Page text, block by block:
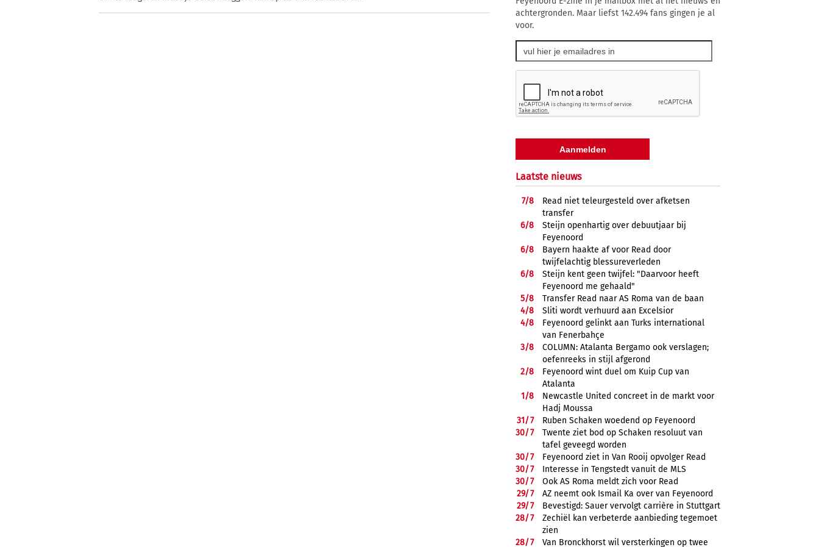
achtergronden. Maar liefst 142.494 fans gingen je al
voor.
Laatste nieuws
7/8
Read niet teleurgesteld over afketsen
transfer
6/8
Steijn openhartig over debuutjaar bij
Feyenoord
6/8
Bayern haakte af voor Read door
twijfelachtig blessureverleden
6/8
Steijn kent geen twijfel: "Daarvoor heeft
Feyenoord me gehaald"
5/8
Transfer Read naar AS Roma van de baan
4/8
Sliti wordt verhuurd aan Excelsior
4/8
Feyenoord gelinkt aan Turks international
van Fenerbahçe
3/8
COLUMN: Atalanta Bergamo ook verslagen;
oefenreeks in stijl afgerond
2/8
Feyenoord wint duel om Kuip Cup van
Atalanta
1/8
Newcastle United concreet in de markt voor
Hadj Moussa
31/7
Ruben Schaken woedend op Feyenoord
30/7
Twente ziet bod op Schaken resoluut van
tafel geveegd worden
30/7
Feyenoord ziet in Van Rooij opvolger Read
30/7
Interesse in Tengstedt vanuit de MLS
30/7
Ook AS Roma meldt zich voor Read
29/7
AZ neemt ook Ismail Ka over van Feyenoord
29/7
Bevestigd: Sauer vervolgt carrière in Stuttgart
28/7
Zechiël kan verbeterde aanbieding tegemoet
zien
28/7
Van Bronckhorst wil versterkingen op twee